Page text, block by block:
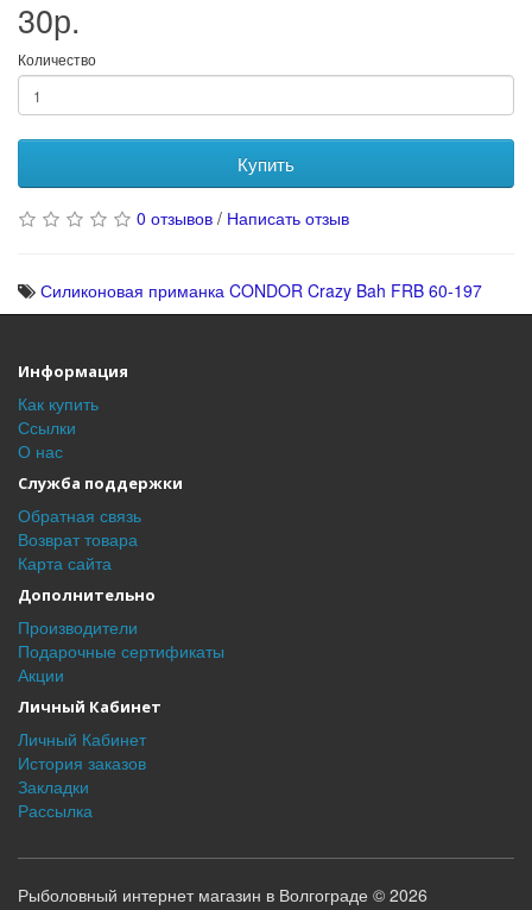
30р.
Количество
Купить
0 отзывов / Написать отзыв
Силиконовая приманка CONDOR Crazy Bah FRB 60-197
Информация
Как купить
Ссылки
О нас
Служба поддержки
Обратная связь
Возврат товара
Карта сайта
Дополнительно
Производители
Подарочные сертификаты
Акции
Личный Кабинет
Личный Кабинет
История заказов
Закладки
Рассылка
Рыболовный интернет магазин в Волгограде © 2026